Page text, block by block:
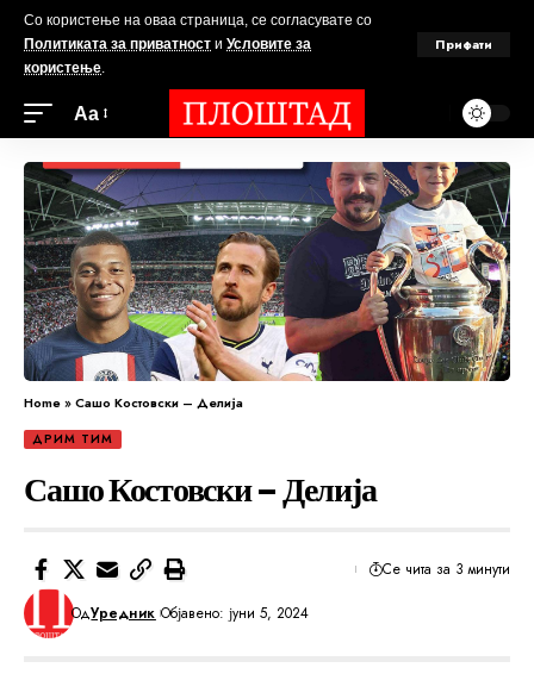
Со користење на оваа страница, се согласувате со
Политиката за приватност и Условите за
користење.
Прифати
Аа
Home»Сашо Костовски – Делија
ДРИМ ТИМ
Сашо Костовски – Делија
ОдУредник Објавено: јуни 5, 2024
Се чита за 3 минути